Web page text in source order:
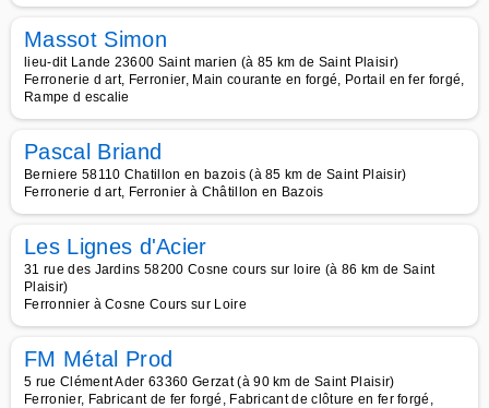
Massot Simon
lieu-dit Lande 23600 Saint marien (à 85 km de Saint Plaisir)
Ferronerie d art, Ferronier, Main courante en forgé, Portail en fer forgé,
Rampe d escalie
Pascal Briand
Berniere 58110 Chatillon en bazois (à 85 km de Saint Plaisir)
Ferronerie d art, Ferronier à Châtillon en Bazois
Les Lignes d'Acier
31 rue des Jardins 58200 Cosne cours sur loire (à 86 km de Saint
Plaisir)
Ferronnier à Cosne Cours sur Loire
FM Métal Prod
5 rue Clément Ader 63360 Gerzat (à 90 km de Saint Plaisir)
Ferronier, Fabricant de fer forgé, Fabricant de clôture en fer forgé,